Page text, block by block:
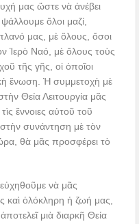
μας ὥστε νὰ ἀνέβει
ὅλοι μαζί,
μας, μὲ ὅλους, ὅσοι
Ἱερὸ Ναό, μὲ ὅλους τοὺς
τῆς γῆς, οἱ ὁποῖοι
ἕνωση. Ἡ συμμετοχὴ μὲ
Θεία Λειτουργία μᾶς
ἔννοιες αὐτοῦ τοῦ
συνάντηση μὲ τὸν
θὰ μᾶς προσφέρει τὸ
νὰ μᾶς
καὶ ὁλόκληρη ἡ ζωή μας,
μιὰ διαρκῆ Θεία